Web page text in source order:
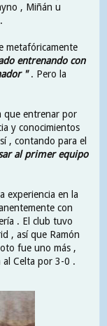
, Miñán u
metafóricamente
entrenando con
". Pero la
que entrenar por
y conocimientos
, contando para el
al primer equipo
experiencia en la
con
. El club tuvo
, así que Ramón
fue uno más ,
al Celta por 3-0 .